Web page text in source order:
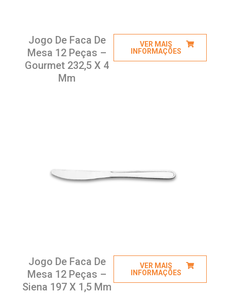
Jogo De Faca De
Mesa 12 Peças –
Gourmet 232,5 X 4
Mm
VER MAIS
INFORMAÇÕES
Jogo De Faca De
Mesa 12 Peças –
Siena 197 X 1,5 Mm
VER MAIS
INFORMAÇÕES